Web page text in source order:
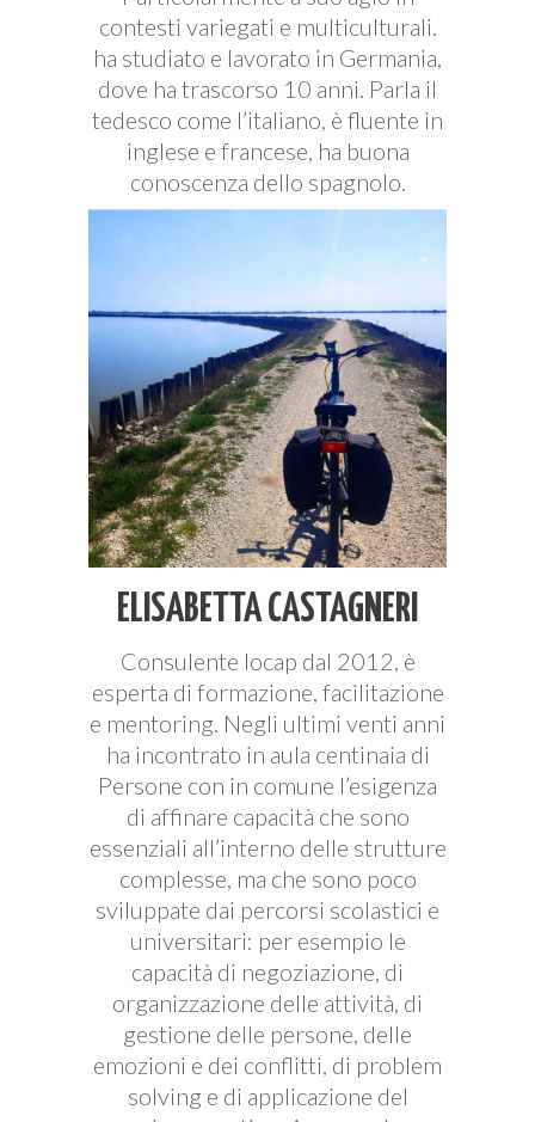
contesti variegati e multiculturali.
ha studiato e lavorato in Germania,
dove ha trascorso 10 anni. Parla il
tedesco come l’italiano, è fluente in
inglese e francese, ha buona
conoscenza dello spagnolo.
ELISABETTA CASTAGNERI
Consulente Iocap dal 2012, è
esperta di formazione, facilitazione
e mentoring. Negli ultimi venti anni
ha incontrato in aula centinaia di
Persone con in comune l’esigenza
di affinare capacità che sono
essenziali all’interno delle strutture
complesse, ma che sono poco
sviluppate dai percorsi scolastici e
universitari: per esempio le
capacità di negoziazione, di
organizzazione delle attività, di
gestione delle persone, delle
emozioni e dei conflitti, di problem
solving e di applicazione del